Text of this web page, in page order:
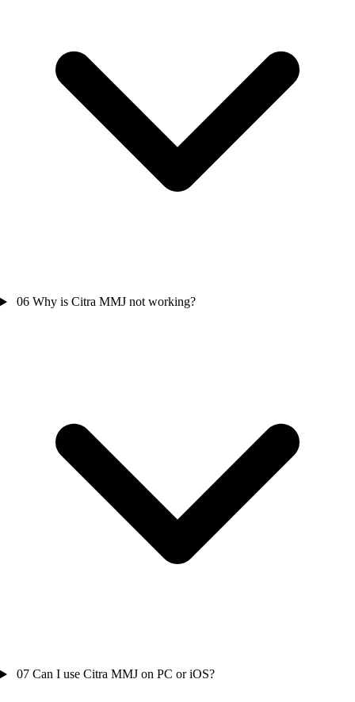
06 Why is Citra MMJ not working?
07 Can I use Citra MMJ on PC or iOS?